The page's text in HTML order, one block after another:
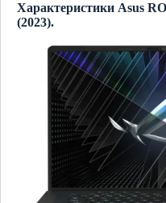
Характеристики Asus
(2023).